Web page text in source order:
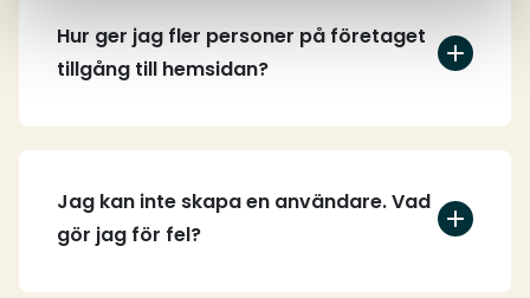
Hur ger jag fler personer på företaget
tillgång till hemsidan?
Jag kan inte skapa en användare. Vad
gör jag för fel?